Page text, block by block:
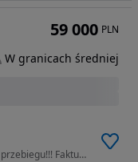
1969 cm3 • 120 KM • Volvo v40 D2 99000 km przebiegu!!! Faktura VAT
59 000 PLN
W granicach średniej